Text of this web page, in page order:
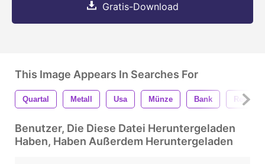
Gratis-Download
This Image Appears In Searches For
Quartal Metall Usa Münze Bank
Benutzer, Die Diese Datei Heruntergeladen
Haben, Haben Außerdem Heruntergeladen